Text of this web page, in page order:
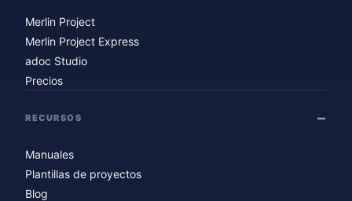
Merlin Project
Merlin Project Express
adoc Studio
Precios
RECURSOS
Manuales
Plantillas de proyectos
Blog